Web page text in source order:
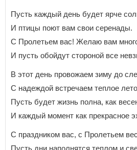
Пусть каждый день будет ярче
И птицы поют вам свои серенады.
С Пролетьем вас! Желаю вам
И пусть обойдут стороной все
В этот день провожаем зиму до
С надеждой встречаем теплое
Пусть будет жизнь полна, как
И каждый момент как прекрасное
С праздником вас, с Пролетьем
Пусть дни наполнятся теплом и